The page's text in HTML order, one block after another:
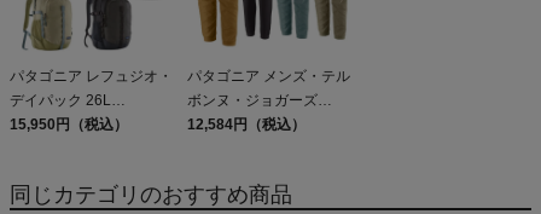
パタゴニア レフュジオ・
デイパック 26L
PATAGONIA REFUGIO
15,950円（税込）
パタゴニア メンズ・テル
ボンヌ・ジョガーズ
PATAGONIA MS
12,584円（税込）
同じカテゴリのおすすめ商品